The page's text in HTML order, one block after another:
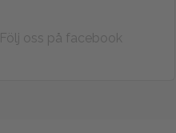
Följ oss på facebook